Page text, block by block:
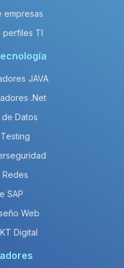
empresas
perfiles TI
JAVA
.Net
Datos
SAP
Web
Digital